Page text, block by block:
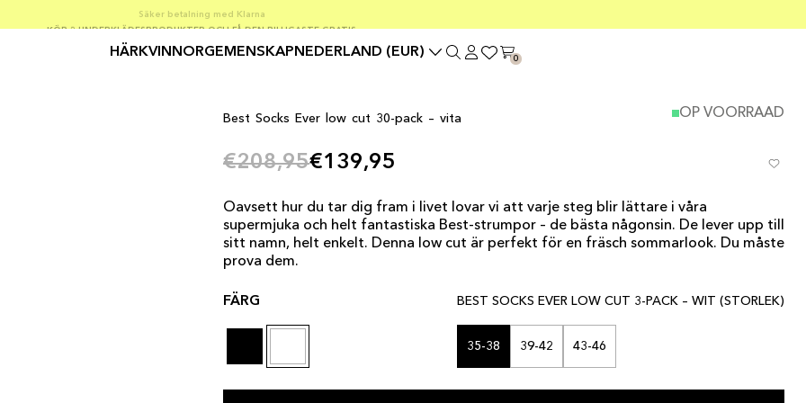
KÖP 3 UNDERKLÄDESPRODUKTER OCH FÅ DEN BILLIGASTE GRATIS
GRATIS FRAKT VID BESTÄLLNINGAR ÖVER 75 €
Säker betalning med Klarna
HÄRKVINNORGEMENSKAPNEDERLAND (EUR) 0
Best Socks Ever low cut 30-pack – vita OP VOORRAAD
€208,95€139,95
Oavsett hur du tar dig fram i livet lovar vi att varje steg blir lättare i våra
supermjuka och helt fantastiska Best-strumpor – de bästa någonsin. De lever upp till
sitt namn, helt enkelt. Denna low cut är perfekt för en fräsch sommarlook. Du måste
prova dem.
FÄRG BEST SOCKS EVER LOW CUT 3-PACK – WIT (STORLEK)
35-38 39-42 43-46